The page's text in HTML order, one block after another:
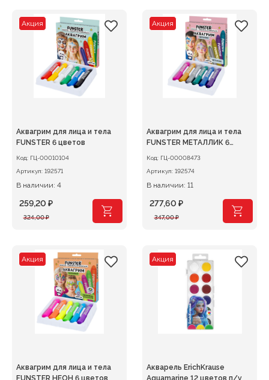
443,00 ₽.
285,00 ₽.
Акция
Аквагрим для лица и тела
FUNSTER 6 цветов
Код: ГЦ-00010104
Артикул: 192571
В наличии: 4
324,00₽
Первоначальная
324,00 ₽.
259,20 ₽
Текущая
Акция
Аквагрим для лица и тела
FUNSTER МЕТАЛЛИК 6
Код: ГЦ-00008473
Артикул: 192574
В наличии: 11
347,00₽
Первоначальная
347,00 ₽.
277,60 ₽
Текущая
Акция
Аквагрим для лица и тела
FUNSTER НЕОН 6 цветов
Акция
Акварель ErichKrause
Aquamarine 12 цветов п/у